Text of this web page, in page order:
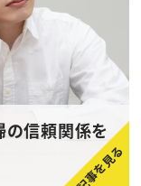
の信頼関係を